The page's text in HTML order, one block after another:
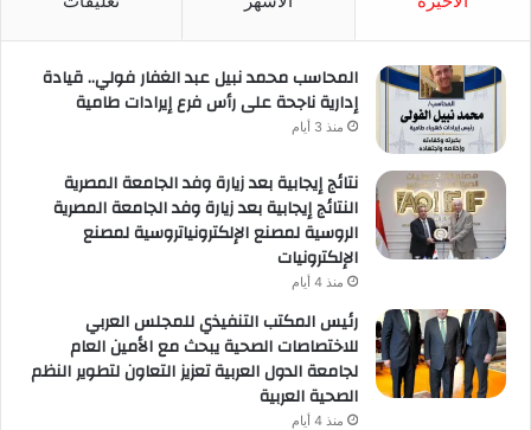
المحاسب محمد نبيل عبد الغفار فولي.. قيادة
إدارية ناجحة على رأس فرع إيرادات طامية
منذ 3 أيام
نتائج إيجابية بعد زيارة وفد الجامعة المصرية
النتائج إيجابية بعد زيارة وفد الجامعة المصرية
الروسية لمصنع الإلكترونياتروسية لمصنع
الإلكترونيات
منذ 4 أيام
رئيس المكتب التنفيذي للمجلس العربي
للاختصاصات الصحية يبحث مع الأمين العام
لجامعة الدول العربية تعزيز التعاون لتطوير النظم
الصحية العربية
منذ 4 أيام